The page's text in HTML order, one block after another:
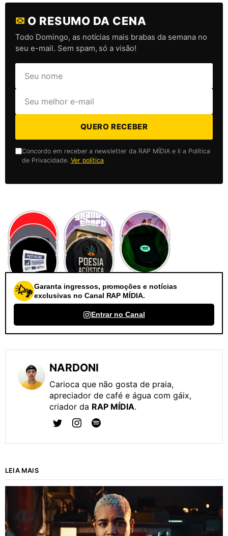
✉ O RESUMO DA CENA
Todo Domingo, as notícias mais brabas da semana no
seu e-mail. Sem spam, só a visão!
QUERO RECEBER
Concordo em receber a newsletter da RAP MÍDIA e li a Política
de Privacidade. Ver política
Garanta ingressos, promoções e notícias
exclusivas no Canal RAP MÍDIA.
Entrar no Canal
NARDONI
Carioca que não gosta de praia,
apreciador de café e água com gáix,
criador da RAP MÍDIA.
LEIA MAIS